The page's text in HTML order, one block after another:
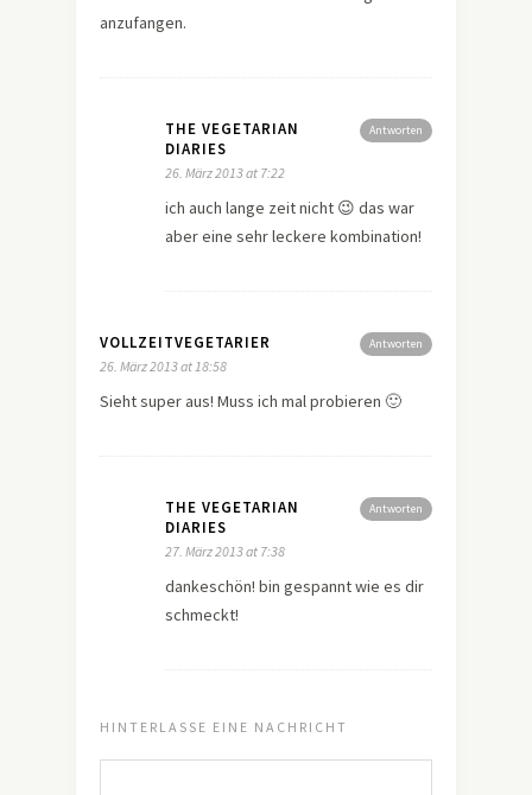
anzufangen.
Antworten
THE VEGETARIAN
DIARIES
26. März 2013 at 7:22
ich auch lange zeit nicht 😉 das war
aber eine sehr leckere kombination!
Antworten
VOLLZEITVEGETARIER
26. März 2013 at 18:58
Sieht super aus! Muss ich mal probieren 🙂
Antworten
THE VEGETARIAN
DIARIES
27. März 2013 at 7:38
dankeschön! bin gespannt wie es dir
schmeckt!
HINTERLASSE EINE NACHRICHT